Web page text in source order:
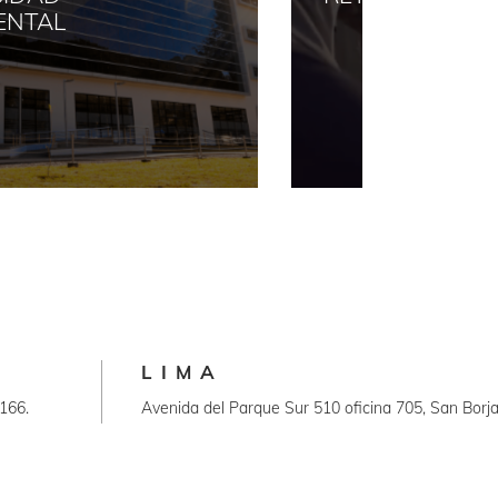
LIMA
Avenida del Parque Sur 510 oficina 705, San